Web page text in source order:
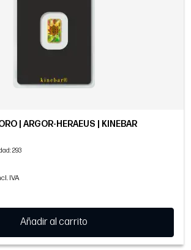
| ARGOR-HERAEUS | KINEBAR
: 293
IVA
Añadir al carrito